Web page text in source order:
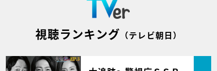
視聴ランキング （テレビ朝日）